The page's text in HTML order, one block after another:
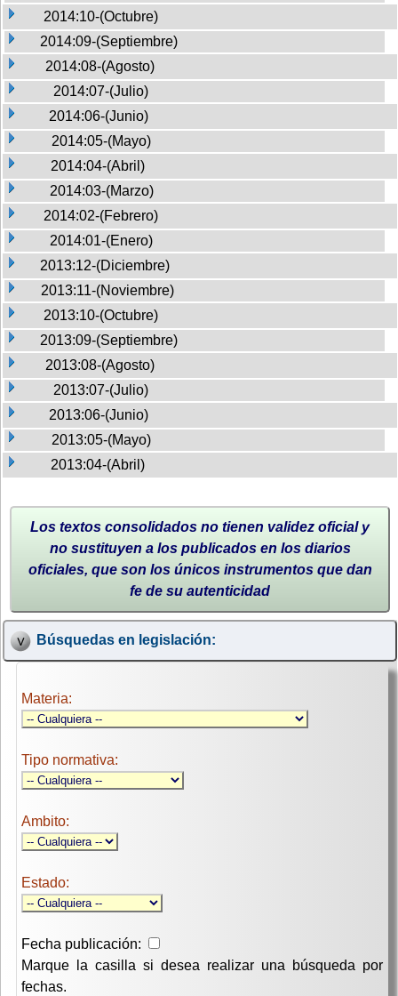
2014:10-(Octubre)
2014:09-(Septiembre)
2014:08-(Agosto)
2014:07-(Julio)
2014:06-(Junio)
2014:05-(Mayo)
2014:04-(Abril)
2014:03-(Marzo)
2014:02-(Febrero)
2014:01-(Enero)
2013:12-(Diciembre)
2013:11-(Noviembre)
2013:10-(Octubre)
2013:09-(Septiembre)
2013:08-(Agosto)
2013:07-(Julio)
2013:06-(Junio)
2013:05-(Mayo)
2013:04-(Abril)
Los textos consolidados no tienen validez oficial y
no sustituyen a los publicados en los diarios
oficiales, que son los únicos instrumentos que dan
fe de su autenticidad
Búsquedas en legislación:
Materia:
Tipo normativa:
Ambito:
Estado:
Fecha publicación:
Marque la casilla si desea realizar una búsqueda por
fechas.